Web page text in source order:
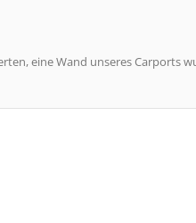
eine Wand unseres Carports